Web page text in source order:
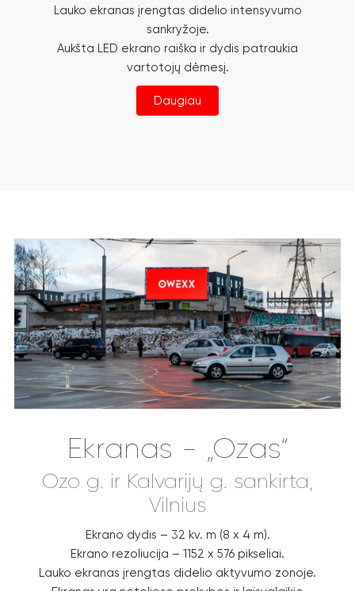
Lauko ekranas įrengtas didelio intensyvumo
sankryžoje.
Aukšta LED ekrano raiška ir dydis patraukia
vartotojų dėmesį.
Daugiau
Ekranas - „Ozas“
Ozo g. ir Kalvarijų g. sankirta,
Vilnius
Ekrano dydis – 32 kv. m (8 x 4 m).
Ekrano rezoliucija – 1152 x 576 pikseliai.
Lauko ekranas įrengtas didelio aktyvumo zonoje.